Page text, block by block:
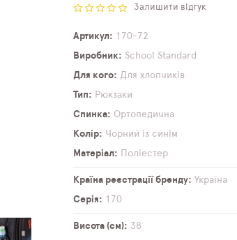
Залишити відгук
Артикул
170-72
Виробник
School Standard
Для кого
Для хлопчиків
Тип
Рюкзаки
Спинка
Ортопедична
Колір
Чорний із синім
Матеріал
Поліестер
Країна реєстрації бренду
Україна
Серія
170
Висота (см)
38